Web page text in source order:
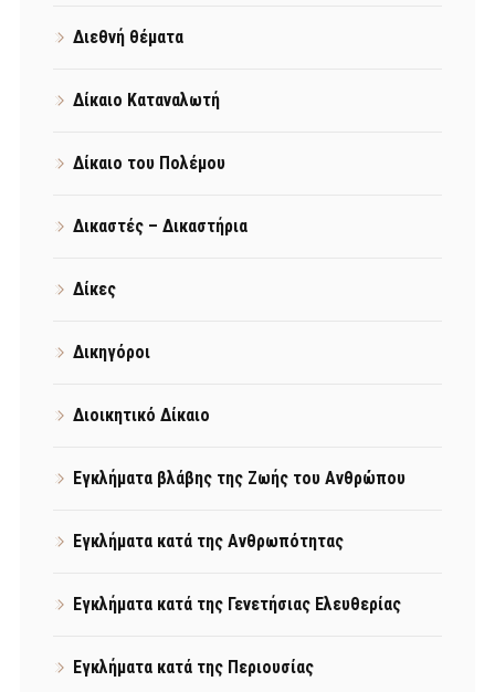
Διεθνή θέματα
Δίκαιο Καταναλωτή
Δίκαιο του Πολέμου
Δικαστές – Δικαστήρια
Δίκες
Δικηγόροι
Διοικητικό Δίκαιο
Εγκλήματα βλάβης της Ζωής του Ανθρώπου
Εγκλήματα κατά της Ανθρωπότητας
Εγκλήματα κατά της Γενετήσιας Ελευθερίας
Εγκλήματα κατά της Περιουσίας